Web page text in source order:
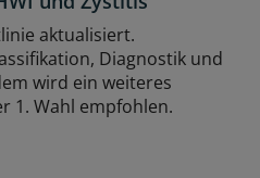
aktualisiert.
Diagnostik und
wird ein weiteres
1. Wahl empfohlen.